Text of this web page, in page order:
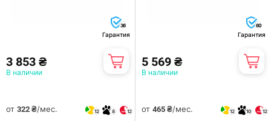
36
Гарантия
3 853 ₴
В наличии
от 322 ₴/мес. 12 8 12
60
Гарантия
5 569 ₴
В наличии
от 465 ₴/мес. 12 10 12